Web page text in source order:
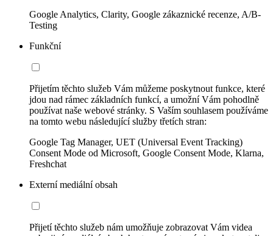
Google Analytics, Clarity, Google zákaznické recenze, A/B-
Testing
Funkční
Přijetím těchto služeb Vám můžeme poskytnout funkce, které
jdou nad rámec základních funkcí, a umožní Vám pohodlně
používat naše webové stránky. S Vaším souhlasem používáme
na tomto webu následující služby třetích stran:
Google Tag Manager, UET (Universal Event Tracking)
Consent Mode od Microsoft, Google Consent Mode, Klarna,
Freshchat
Externí mediální obsah
Přijetí těchto služeb nám umožňuje zobrazovat Vám videa